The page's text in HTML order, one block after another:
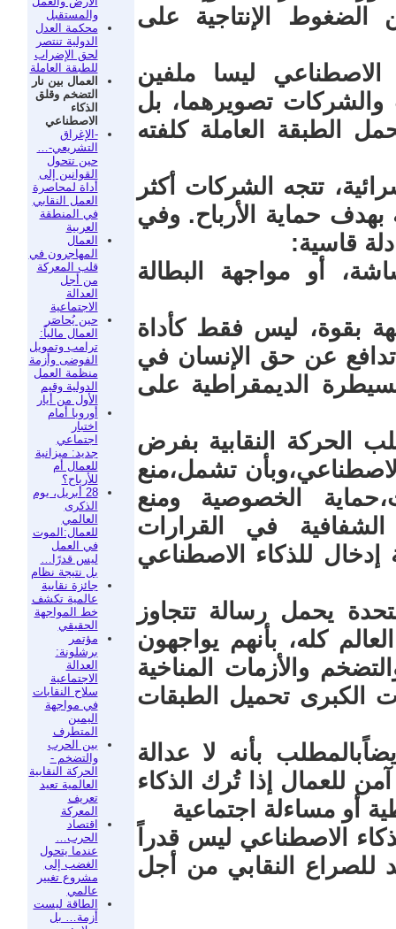
والمستقبل
محكمة العدل
الدولية تنتصر
لحق الإضراب
للطبقة العاملة
العمال بين نار
التضخم وقلق
الذكاء
الاصطناعي
-الإغراق
التشريعي-…
حين تتحول
القوانين إلى
أداة لمحاصرة
العمل النقابي
في المنطقة
العربية
العمال
المهاجرون في
قلب المعركة
من أجل
العدالة
الاجتماعية
حين يُحاصَر
العمال مالياً:
ترامب وتمويل
الفوضى وأزمة
منظمة العمل
الدولية وقيم
الأول من أيار
أوروبا أمام
اختبار
اجتماعي
جديد: ميزانية
للعمال أم
للأرباح؟
28 أبريل، يوم
الذكرى
العالمي
للعمال:الموت
في العمل
ليس قدرًا…
بل نتيجة نظام
جائزة نقابية
عالمية تكشف
خط المواجهة
الحقيقي
مؤتمر
برشلونة:
العدالة
الاجتماعية
سلاح النقابات
في مواجهة
اليمين
المتطرف
بين الحرب
والتضخم -
الحركة النقابية
العالمية تعيد
تعريف
المعركة
اقتصاد
الحرب…
عندما يتحول
الغضب إلى
مشروع تغيير
عالمي
الطاقة ليست
أزمة… بل
الضغوط الإنتاجية على
الاصطناعي ليسا ملفين
تصويرهما، بل
الطبقة العاملة كلفته
تتجه الشركات أكثر
بهدف حماية الأرباح. وفي
قاسية:
أو مواجهة البطالة
بقوة، ليس فقط كأداة
تدافع عن حق الإنسان في
الديمقراطية على
الحركة النقابية بفرض
تشمل،منع
الخصوصية ومنع
الشفافية في القرارات
إدخال للذكاء الاصطناعي
يحمل رسالة تتجاوز
كله، بأنهم يواجهون
والأزمات المناخية
الكبرى تحميل الطبقات
بأنه لا عدالة
للعمال إذا تُرك الذكاء
أو مساءلة اجتماعية
الاصطناعي ليس قدراً
للصراع النقابي من أجل